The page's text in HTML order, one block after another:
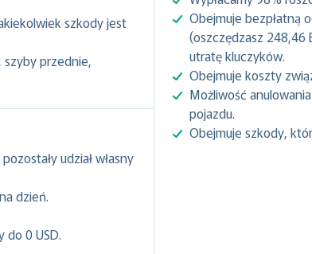
szkody jest
szyby przednie,
udział własny
dzień.
do 0 USD.
Obejmuje bezpłatną
(oszczędzasz 248,46
utratę kluczyków.
Obejmuje koszty
Możliwość
pojazdu.
Obejmuje szkody,